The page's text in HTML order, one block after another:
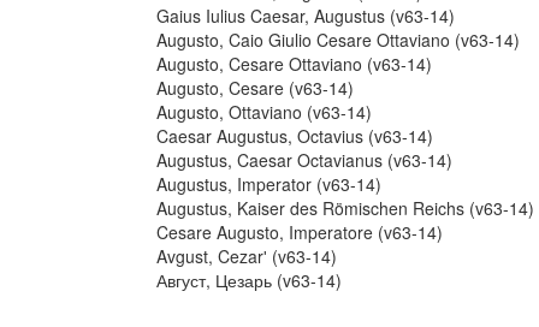
Gaius Iulius Caesar, Augustus (v63-14)
Augusto, Caio Giulio Cesare Ottaviano (v63-14)
Augusto, Cesare Ottaviano (v63-14)
Augusto, Cesare (v63-14)
Augusto, Ottaviano (v63-14)
Caesar Augustus, Octavius (v63-14)
Augustus, Caesar Octavianus (v63-14)
Augustus, Imperator (v63-14)
Augustus, Kaiser des Römischen Reichs (v63-14)
Cesare Augusto, Imperatore (v63-14)
Avgust, Cezarʹ (v63-14)
Август, Цезарь (v63-14)